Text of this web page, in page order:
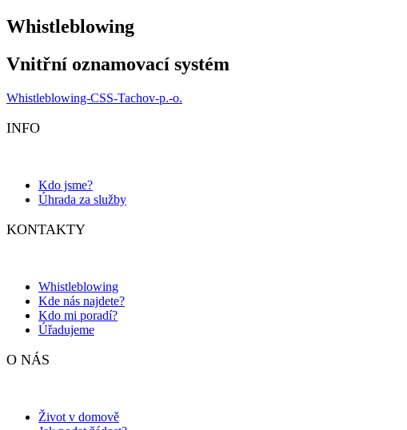
Whistleblowing
Vnitřní oznamovací systém
Whistleblowing-CSS-Tachov-p.-o.
INFO
Kdo jsme?
Úhrada za služby
KONTAKTY
Whistleblowing
Kde nás najdete?
Kdo mi poradí?
Úřadujeme
O NÁS
Život v domově